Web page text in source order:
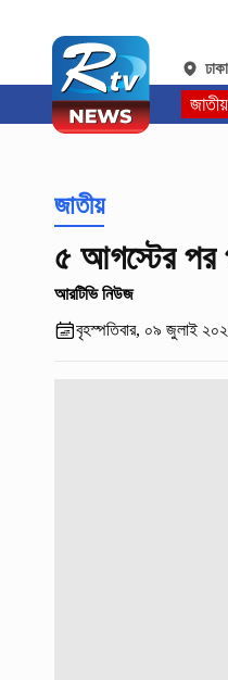
ঢাকা
জাতীয়
জাতীয়
৫ আগস্টের পর
আরটিভি নিউজ
বৃহস্পতিবার, ০৯ জুলাই